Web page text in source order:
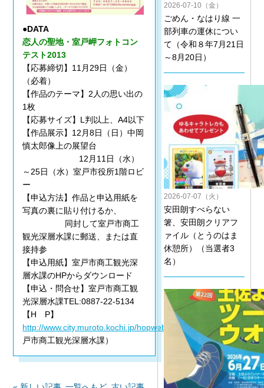
●DATA
恋人の聖地・室戸岬フォトコン
テスト2013
【応募締切】11月29日（金）
（必着）
【作品のテーマ】2人の思い出の
1枚
【応募サイズ】L判以上、A4以下
【作品展示】12月8日（日）中岡
慎太郎像上の展望台
12月11日（水）
～25日（水）室戸市役所1階ロビ
ー
【申込方法】作品と申込用紙を
写真の裏に貼り付けるか、
同封して室戸市商工
観光深層水課に郵送、または直
接持参
【申込用紙】室戸市商工観光深
層水課のHPからダウンロード
【申込・問合せ】室戸市商工観
光深層水課TEL:0887-22-5134
【H P】
http://www.city.muroto.kochi.jp/hopweb/joho/html/
戸市商工観光深層水課）
2026-07-10（金）
ごめん・なはり線 一
部列車の運休につい
て（令和８年7月21日
～8月20日）
2026-07-07（火）
安田朗すべらない
箸、安田朗クリアフ
ァイル（とうのはま
休憩所）（当選者3
名）